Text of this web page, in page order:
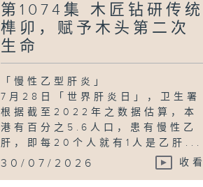
第1074集 木匠钻研传统
榫卯，赋予木头第二次
生命
「慢性乙型肝炎」
7月28日「世界肝炎日」，卫生署
根据截至2022年之数据估算，本
港有百分之5.6人口，患有慢性乙
肝，即每20个人就有1人是乙肝...
30/07/2026 收看